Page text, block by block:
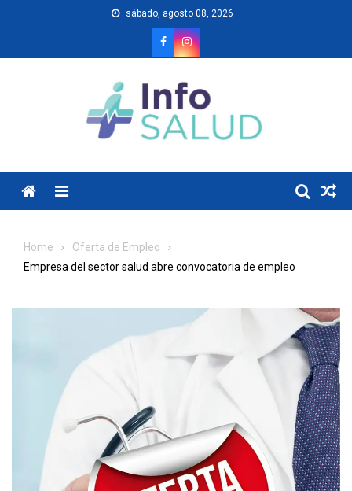
sábado, agosto 08, 2026
Menu
Home
Oferta de Empleo
Empresa del sector salud abre convocatoria de empleo